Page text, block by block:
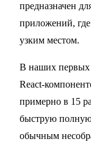
предназначен
приложений,
узким местом.
В наших первых
React-
примерно в 15
быструю полную
обычным